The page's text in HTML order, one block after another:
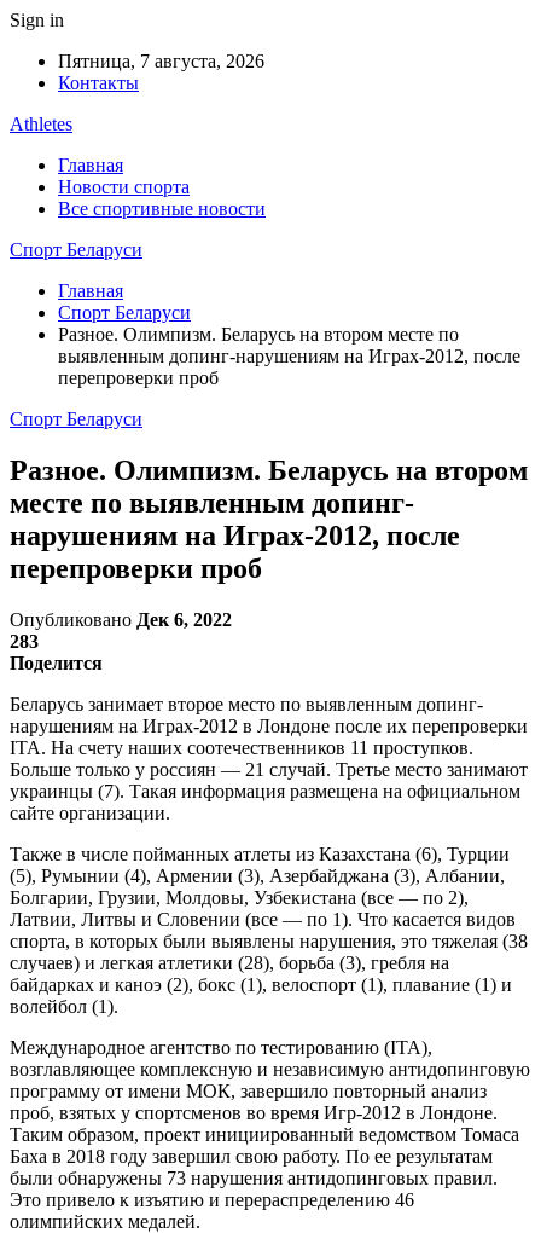
Sign in
Пятница, 7 августа, 2026
Контакты
Athletes
Главная
Новости спорта
Все спортивные новости
Спорт Беларуси
Главная
Спорт Беларуси
Разное. Олимпизм. Беларусь на втором месте по
выявленным допинг-нарушениям на Играх-2012, после
перепроверки проб
Спорт Беларуси
Разное. Олимпизм. Беларусь на втором
месте по выявленным допинг-
нарушениям на Играх-2012, после
перепроверки проб
Опубликовано Дек 6, 2022
283
Поделится
Беларусь занимает второе место по выявленным допинг-
нарушениям на Играх-2012 в Лондоне после их перепроверки
ITA. На счету наших соотечественников 11 проступков.
Больше только у россиян — 21 случай. Третье место занимают
украинцы (7). Такая информация размещена на официальном
сайте организации.
Также в числе пойманных атлеты из Казахстана (6), Турции
(5), Румынии (4), Армении (3), Азербайджана (3), Албании,
Болгарии, Грузии, Молдовы, Узбекистана (все — по 2),
Латвии, Литвы и Словении (все — по 1). Что касается видов
спорта, в которых были выявлены нарушения, это тяжелая (38
случаев) и легкая атлетики (28), борьба (3), гребля на
байдарках и каноэ (2), бокс (1), велоспорт (1), плавание (1) и
волейбол (1).
Международное агентство по тестированию (ITA),
возглавляющее комплексную и независимую антидопинговую
программу от имени МОК, завершило повторный анализ
проб, взятых у спортсменов во время Игр-2012 в Лондоне.
Таким образом, проект инициированный ведомством Томаса
Баха в 2018 году завершил свою работу. По ее результатам
были обнаружены 73 нарушения антидопинговых правил.
Это привело к изъятию и перераспределению 46
олимпийских медалей.